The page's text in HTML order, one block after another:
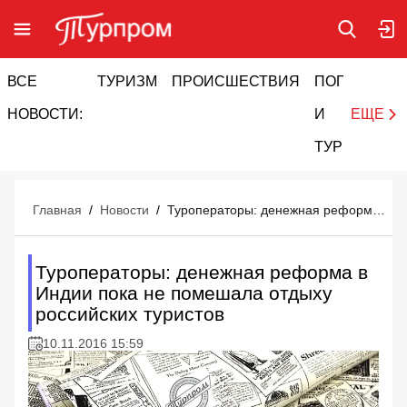
ВСЕ
НОВОСТИ:
ТУРИЗМ ПРОИСШЕСТВИЯ ПОГОДА
И
ТУРИЗМ
ЕЩЕ
Главная / Новости /
Туроператоры: денежная реформа в
Индии пока не помешала отдыху
российских туристов
10.11.2016 15:59